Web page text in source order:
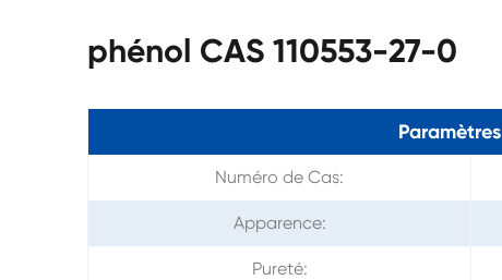
phénol CAS 110553-27-0
Numéro de Cas:
Apparence:
Pureté: